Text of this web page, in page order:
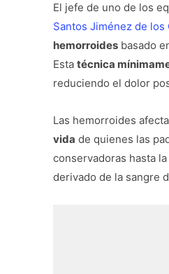
El jefe de uno de los
Santos Jiménez de los
hemorroides basado
Esta técnica
reduciendo el dolor
Las hemorroides
vida de quienes las
conservadoras hasta
derivado de la sangre